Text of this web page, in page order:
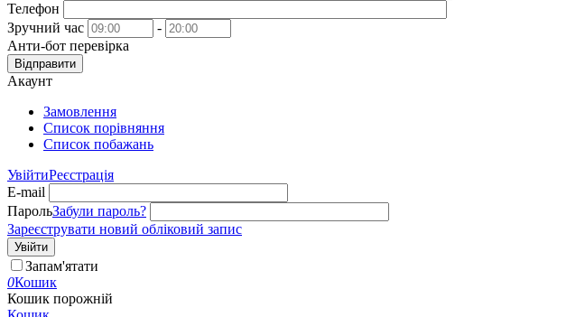
Телефон
Зручний час
-
Анти-бот перевірка
Відправити
Акаунт
Замовлення
Cписок порівняння
Список побажань
УвійтиРеєстрація
E-mail
ПарольЗабули пароль?
Зареєструвати новий обліковий запис
Увійти
Запам'ятати
0Кошик
Кошик порожній